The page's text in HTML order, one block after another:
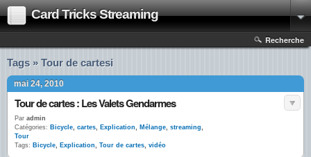
Card Tricks Streaming
Recherche
Tags » Tour de cartesi
mai 24, 2010
Tour de cartes : Les Valets Gendarmes
Par admin
Catégories: Bicycle, cartes, Explication, Mélange, streaming,
Tour
Tags: Bicycle, Explication, Tour de cartes, vidéo